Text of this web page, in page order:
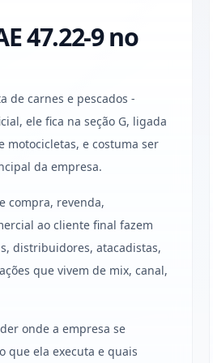
47.22-9 no
de carnes e pescados -
ele fica na seção G, ligada
motocicletas, e costuma ser
da empresa.
compra, revenda,
ao cliente final fazem
distribuidores, atacadistas,
que vivem de mix, canal,
onde a empresa se
que ela executa e quais